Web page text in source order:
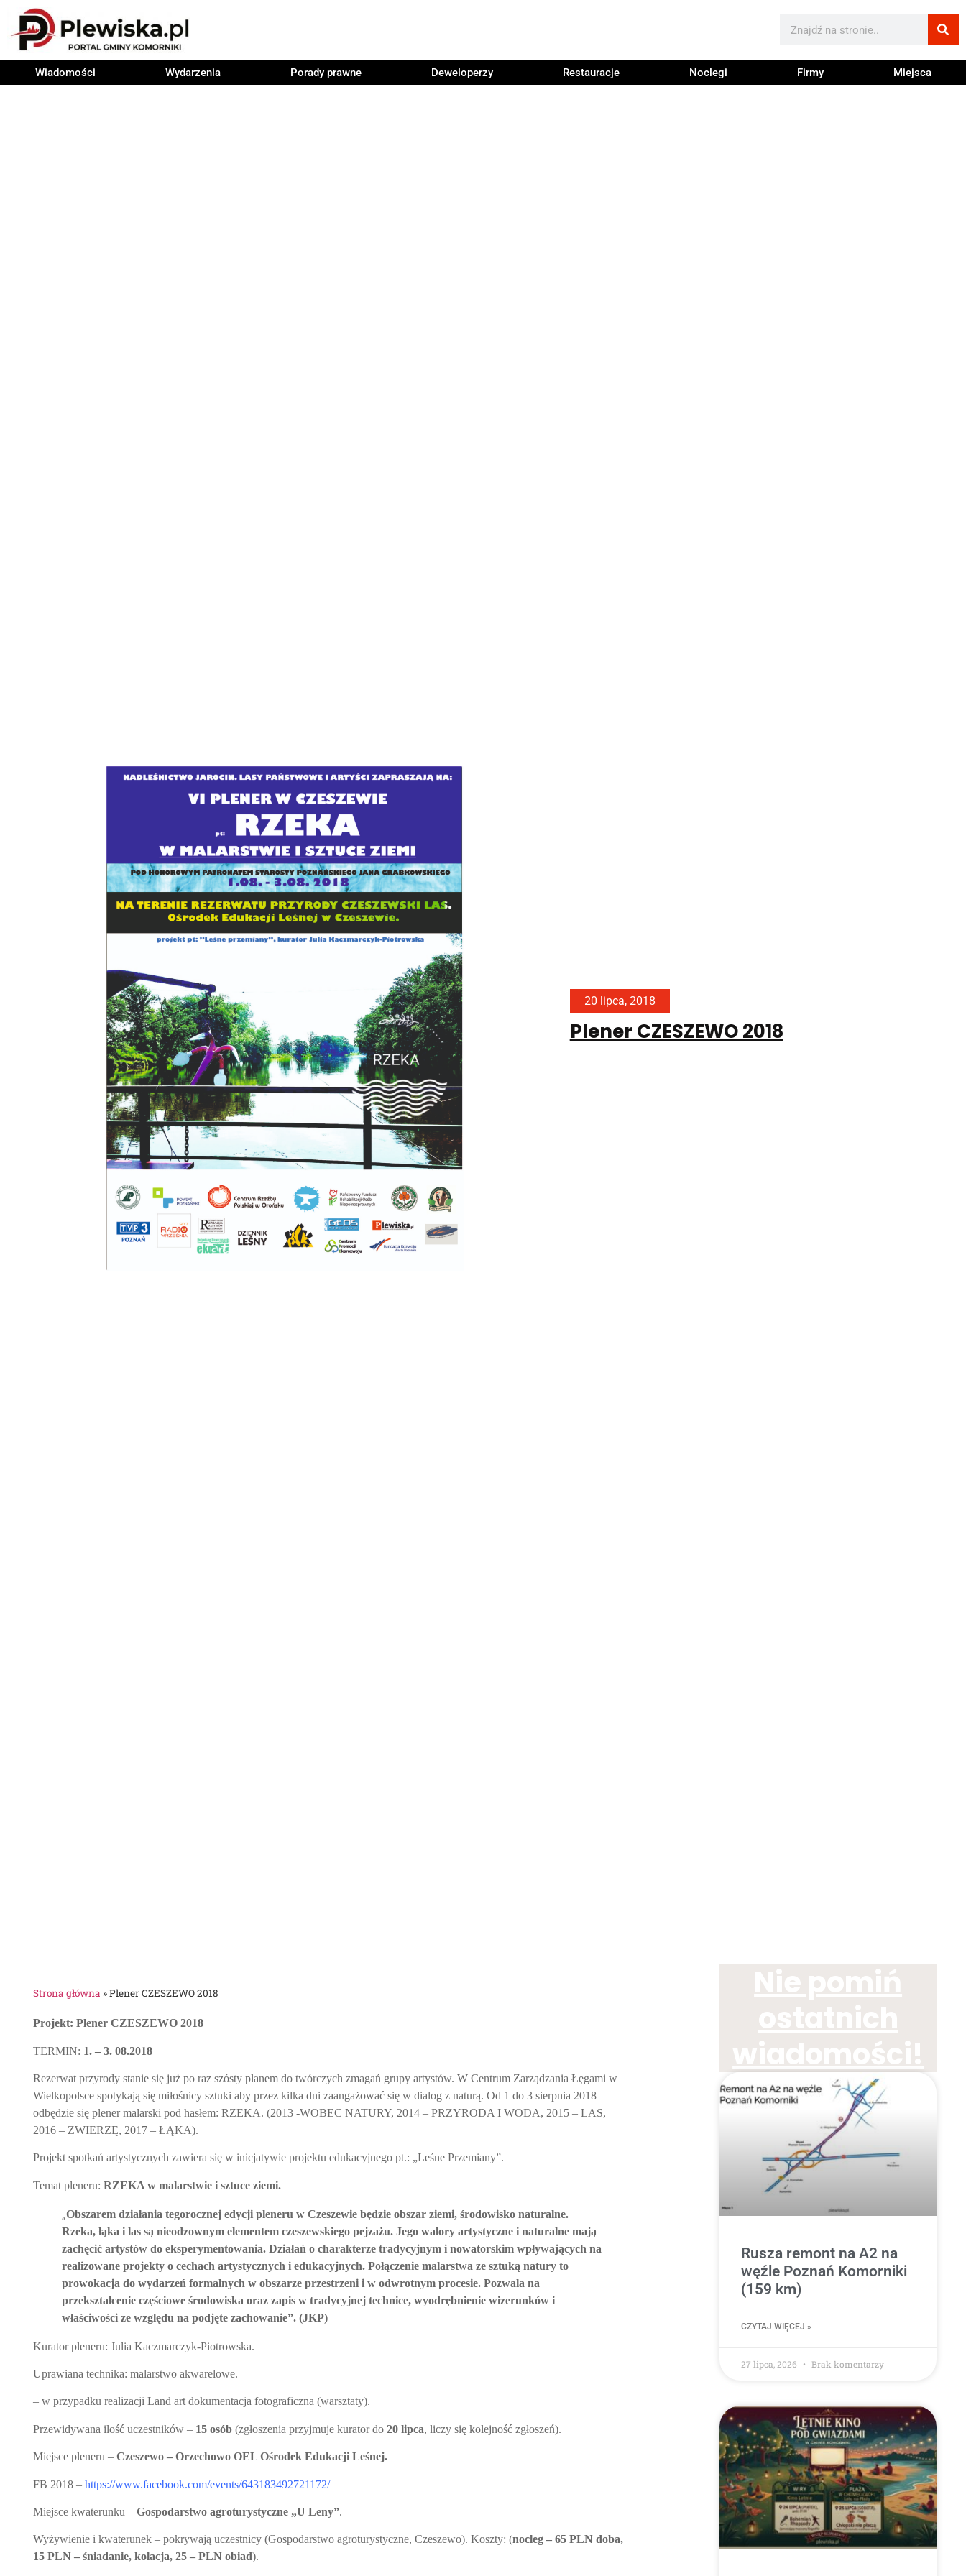
Wiadomości Wydarzenia Porady prawne Deweloperzy Restauracje Noclegi Firmy Miejsca
20 lipca, 2018
Plener CZESZEWO 2018
Strona główna »Plener CZESZEWO 2018
Projekt: Plener CZESZEWO 2018
TERMIN: 1. – 3. 08.2018
Rezerwat przyrody stanie się już po raz szósty planem do twórczych zmagań grupy artystów. W Centrum Zarządzania Łęgami w
Wielkopolsce spotykają się miłośnicy sztuki aby przez kilka dni zaangażować się w dialog z naturą. Od 1 do 3 sierpnia 2018
odbędzie się plener malarski pod hasłem: RZEKA. (2013 -WOBEC NATURY, 2014 – PRZYRODA I WODA, 2015 – LAS,
2016 – ZWIERZĘ, 2017 – ŁĄKA).
Projekt spotkań artystycznych zawiera się w inicjatywie projektu edukacyjnego pt.: „Leśne Przemiany”.
Temat pleneru:RZEKA w malarstwie i sztuce ziemi.
„Obszarem działania tegorocznej edycji pleneru w Czeszewie będzie obszar ziemi, środowisko naturalne.
Rzeka, łąka i las są nieodzownym elementem czeszewskiego pejzażu. Jego walory artystyczne i naturalne mają
zachęcić artystów do eksperymentowania. Działań o charakterze tradycyjnym i nowatorskim wpływających na
realizowane projekty o cechach artystycznych i edukacyjnych. Połączenie malarstwa ze sztuką natury to
prowokacja do wydarzeń formalnych w obszarze przestrzeni i w odwrotnym procesie. Pozwala na
przekształcenie częściowe środowiska oraz zapis w tradycyjnej technice, wyodrębnienie wizerunków i
właściwości ze względu na podjęte zachowanie”. (JKP)
Kurator pleneru: Julia Kaczmarczyk-Piotrowska.
Uprawiana technika: malarstwo akwarelowe.
– w przypadku realizacji Land art dokumentacja fotograficzna (warsztaty).
Przewidywana ilość uczestników – 15 osób (zgłoszenia przyjmuje kurator do20 lipca, liczy się kolejność zgłoszeń).
Miejsce pleneru –Czeszewo – Orzechowo OEL Ośrodek Edukacji Leśnej.
FB 2018 –https://www.facebook.com/events/643183492721172/
Miejsce kwaterunku –Gospodarstwo agroturystyczne „U Leny”.
Wyżywienie i kwaterunek – pokrywają uczestnicy (Gospodarstwo agroturystyczne, Czeszewo). Koszty: (nocleg – 65 PLN doba,
15 PLN – śniadanie, kolacja, 25 – PLN obiad).
Nie pomiń
ostatnich
wiadomości!
Rusza remont na A2 na
węźle Poznań Komorniki
(159 km)
CZYTAJ WIĘCEJ »
27 lipca, 2026 Brak komentarzy